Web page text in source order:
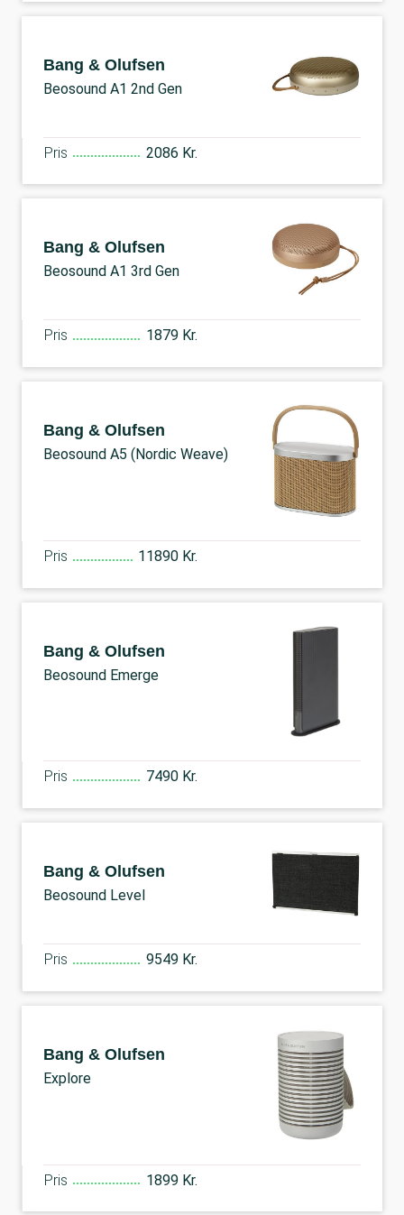
Bang & Olufsen
Beosound A1 2nd Gen
Pris 2086 Kr.
Bang & Olufsen
Beosound A1 3rd Gen
Pris 1879 Kr.
Bang & Olufsen
Beosound A5 (Nordic Weave)
Pris 11890 Kr.
Bang & Olufsen
Beosound Emerge
Pris 7490 Kr.
Bang & Olufsen
Beosound Level
Pris 9549 Kr.
Bang & Olufsen
Explore
Pris 1899 Kr.